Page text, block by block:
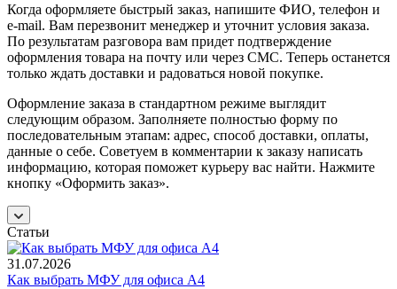
Когда оформляете быстрый заказ, напишите ФИО, телефон и
e-mail. Вам перезвонит менеджер и уточнит условия заказа.
По результатам разговора вам придет подтверждение
оформления товара на почту или через СМС. Теперь останется
только ждать доставки и радоваться новой покупке.
Оформление заказа в стандартном режиме выглядит
следующим образом. Заполняете полностью форму по
последовательным этапам: адрес, способ доставки, оплаты,
данные о себе. Советуем в комментарии к заказу написать
информацию, которая поможет курьеру вас найти. Нажмите
кнопку «Оформить заказ».
Статьи
31.07.2026
Как выбрать МФУ для офиса A4